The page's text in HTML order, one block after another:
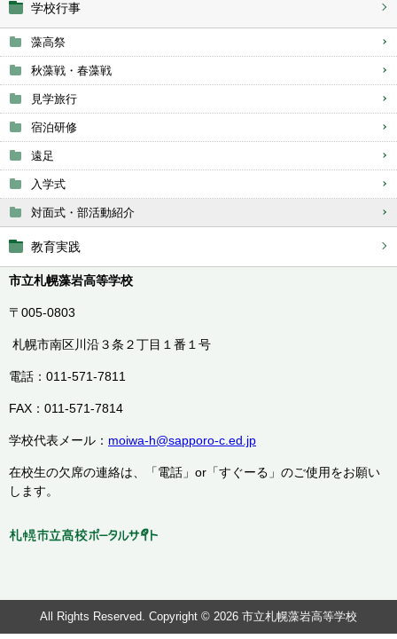
学校行事
藻高祭
秋藻戦・春藻戦
見学旅行
宿泊研修
遠足
入学式
対面式・部活動紹介
教育実践
市立札幌藻岩高等学校
〒005-0803
札幌市南区川沿３条２丁目１番１号
電話：011-571-7811
FAX：011-571-7814
学校代表メール： moiwa-h@sapporo-c.ed.jp
在校生の欠席の連絡は、「電話」or「すぐーる」のご使用をお願い
します。
All Rights Reserved. Copyright © 2026 市立札幌藻岩高等学校